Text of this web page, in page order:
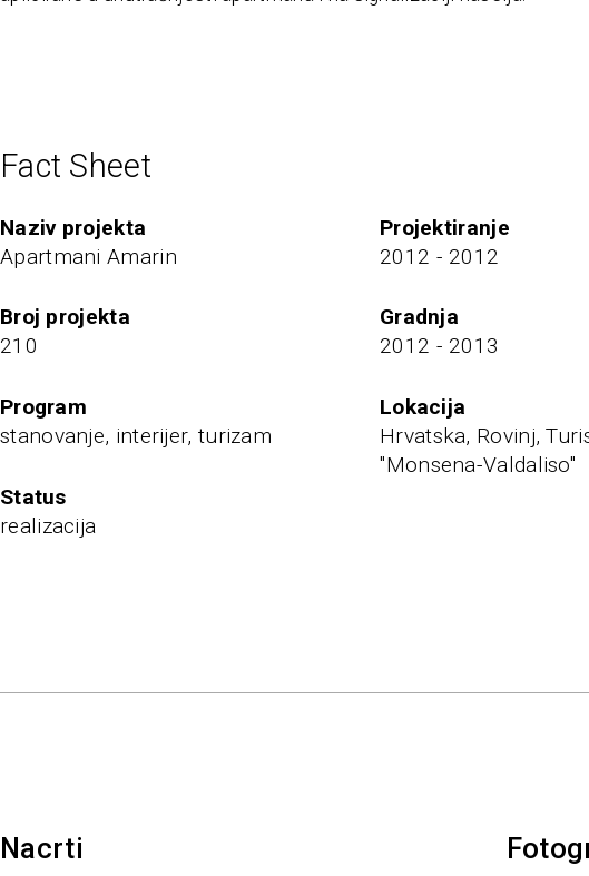
Fact Sheet
naziv projekta
Apartmani Amarin
broj projekta
210
program
stanovanje, interijer, turizam
status
realizacija
projektiranje
2012 - 2012
Gradnja
2012 - 2013
Lokacija
Hrvatska, Rovinj,
''Monsena-Valdaliso''
Nacrti